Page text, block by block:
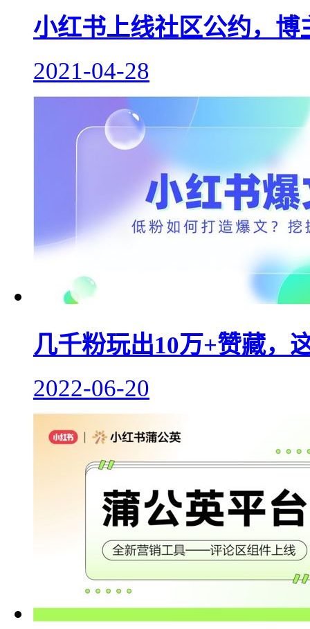
小红书上线社区公约，
2021-04-28
几千粉玩出10万+赞藏，
2022-06-20